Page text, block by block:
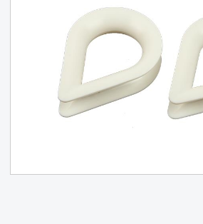
Polersvamp mjuk 100 mm